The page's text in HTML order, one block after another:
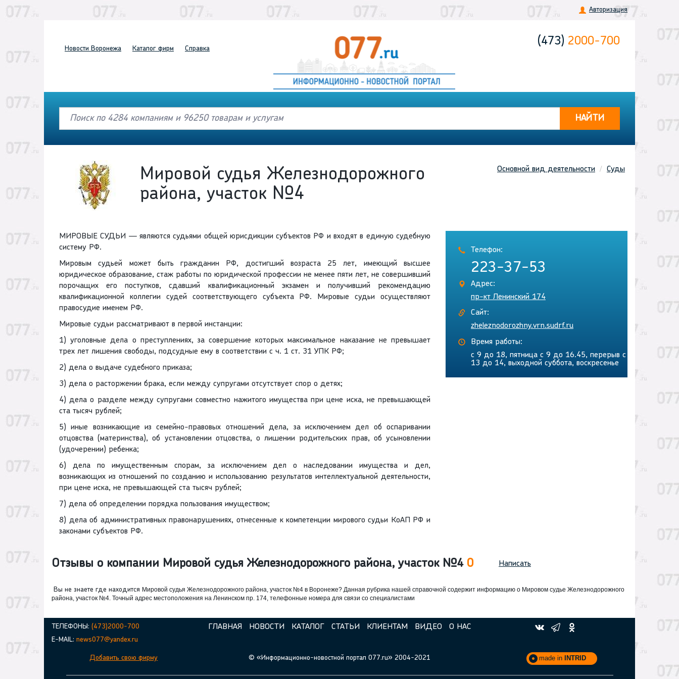
Авторизация
Новости Воронежа Каталог фирм Справка
(473) 2000-700
НАЙТИ
Основной вид деятельности Суды
Мировой судья Железнодорожного
района, участок №4
МИРОВЫЕ СУДЬИ — являются судьями общей юрисдикции субъектов РФ и входят в единую судебную
систему РФ.
Мировым судьей может быть гражданин РФ, достигший возраста 25 лет, имеющий высшее
юридическое образование, стаж работы по юридической профессии не менее пяти лет, не совершивший
порочащих его поступков, сдавший квалификационный экзамен и получивший рекомендацию
квалификационной коллегии судей соответствующего субъекта РФ. Мировые судьи осуществляют
правосудие именем РФ.
Мировые судьи рассматривают в первой инстанции:
1) уголовные дела о преступлениях, за совершение которых максимальное наказание не превышает
трех лет лишения свободы, подсудные ему в соответствии с ч. 1 ст. 31 УПК РФ;
2) дела о выдаче судебного приказа;
3) дела о расторжении брака, если между супругами отсутствует спор о детях;
4) дела о разделе между супругами совместно нажитого имущества при цене иска, не превышающей
ста тысяч рублей;
5) иные возникающие из семейно-правовых отношений дела, за исключением дел об оспаривании
отцовства (материнства), об установлении отцовства, о лишении родительских прав, об усыновлении
(удочерении) ребенка;
6) дела по имущественным спорам, за исключением дел о наследовании имущества и дел,
возникающих из отношений по созданию и использованию результатов интеллектуальной деятельности,
при цене иска, не превышающей ста тысяч рублей;
7) дела об определении порядка пользования имуществом;
8) дела об административных правонарушениях, отнесенные к компетенции мирового судьи КоАП РФ и
законами субъектов РФ.
Телефон:
223-37-53
Адрес:
пр-кт Ленинский 174
Сайт:
zheleznodorozhny.vrn.sudrf.ru
Время работы:
с 9 до 18, пятница с 9 до 16.45, перерыв с
13 до 14, выходной суббота, воскресенье
Отзывы о компании Мировой судья Железнодорожного района, участок №4 0 Написать
Вы не знаете где находится Мировой судья Железнодорожного района, участок №4 в Воронеже? Данная рубрика нашей справочной содержит информацию о Мировом судье Железнодорожного
района, участок №4. Точный адрес местоположения на Ленинском пр. 174, телефонные номера для связи со специалистами
ТЕЛЕФОНЫ: (473)2000-700
E-MAIL: news077@yandex.ru
Добавить свою фирму
ГЛАВНАЯ НОВОСТИ КАТАЛОГ СТАТЬИ КЛИЕНТАМ ВИДЕО О НАС
© «Информационно-новостной портал 077.ru» 2004-2021 made in INTRID